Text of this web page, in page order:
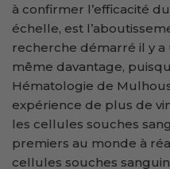
à confirmer l’efficacité
échelle, est
recherche démarré il y a
même davantage,
Hématologie de
expérience de plus de
les cellules souches
premiers au monde à
cellules souches